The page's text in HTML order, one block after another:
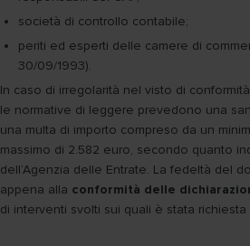
società di controllo contabile;
periti ed esperti delle camere di
30/09/1993).
In caso di irregolarità nel visto di
le normative di leggere prevedono una
una multa di importo compreso da un
massimo di 2.582 euro, secondo quanto
dell’Agenzia delle Entrate. La fedeltà del
appena alla conformità delle
di interventi svolti sui quali è stata richiesta